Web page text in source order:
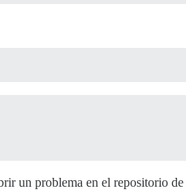
un problema en el repositorio de